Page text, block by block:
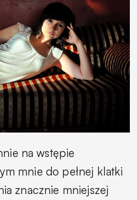
na wstępie
mnie do pełnej klatki
znacznie mniejszej